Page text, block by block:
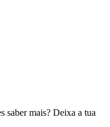
saber mais? Deixa a tua